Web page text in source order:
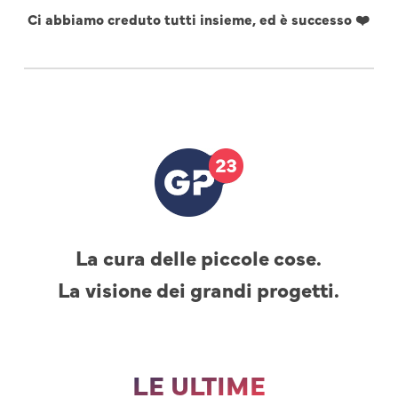
Ci abbiamo creduto tutti insieme, ed è successo ❤️
La cura delle piccole cose.
La visione dei grandi progetti.
LE ULTIME